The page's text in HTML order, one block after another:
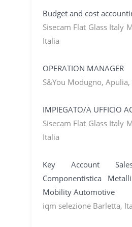
Budget and cost
Sisecam Flat Glass Italy
Italia
OPERATION MANAGER
S&You Modugno, Apulia,
IMPIEGATO/A UFFICIO
Sisecam Flat Glass Italy
Italia
Key Account
Componentistica
Mobility Automotive
iqm selezione Barletta,